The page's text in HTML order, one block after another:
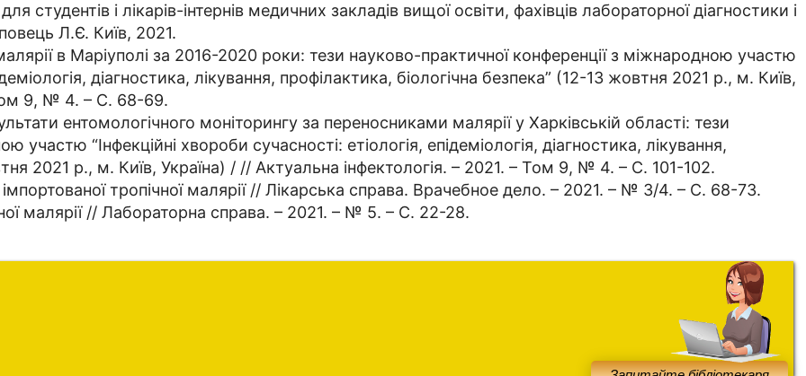
студентів і лікарів-інтернів медичних закладів вищої освіти, фахівців лабораторної діагностики і
Л.Є. Київ, 2021.
в Маріуполі за 2016-2020 роки: тези науково-практичної конференції з міжнародною участю
діагностика, лікування, профілактика, біологічна безпека” (12-13 жовтня 2021 р., м. Київ,
9, № 4. – С. 68-69.
ентомологічного моніторингу за переносниками малярії у Харківській області: тези
“Інфекційні хвороби сучасності: етіологія, епідеміологія, діагностика, лікування,
2021 р., м. Київ, Україна) / // Актуальна інфектологія. – 2021. – Том 9, № 4. – С. 101-102.
тропічної малярії // Лікарська справа. Врачебное дело. – 2021. – № 3/4. – С. 68-73.
малярії // Лабораторна справа. – 2021. – № 5. – С. 22-28.